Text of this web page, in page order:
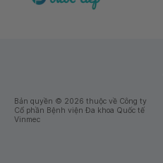
Bản quyền © 2026 thuộc về Công ty
Cổ phần Bệnh viện Đa khoa Quốc tế
Vinmec